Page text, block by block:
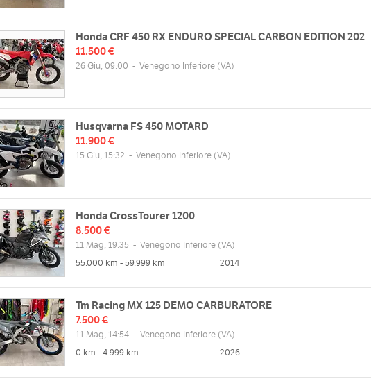
Filzi, 2e, 21040 Venegono inferiore
Mappa
Orari
Lun
09:00 - 12:30 | 14:30 - 19:30
09:00 - 12:30 | 14:30 - 19:30
Ven
09:00 - 12:30 | 14:30 - 19:30
Sab
09:30 - 12:30 | 15:00 - 19:00
Honda CRF 450 RX ENDURO SPECIAL CARBON EDITION 202
11.500 €
26 Giu, 09:00 - Venegono Inferiore (VA)
Husqvarna FS 450 MOTARD
11.900 €
15 Giu, 15:32 - Venegono Inferiore (VA)
Honda CrossTourer 1200
8.500 €
11 Mag, 19:35 - Venegono Inferiore (VA)
55.000 km - 59.999 km
2014
Tm Racing MX 125 DEMO CARBURATORE
7.500 €
11 Mag, 14:54 - Venegono Inferiore (VA)
0 km - 4.999 km
2026